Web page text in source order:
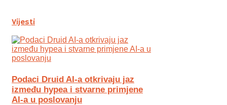
Vijesti
Podaci Druid AI-a otkrivaju jaz
između hypea i stvarne primjene
AI-a u poslovanju